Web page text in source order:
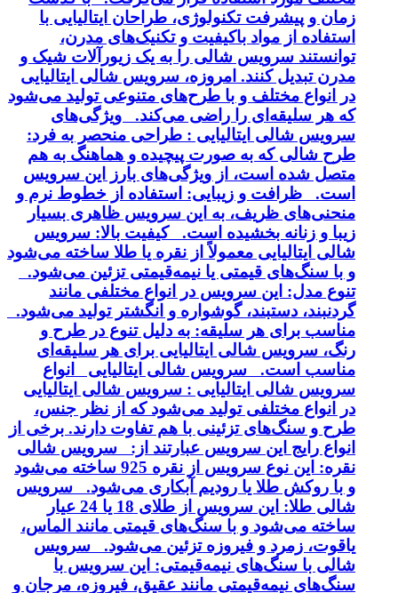
زمان و پیشرفت تکنولوژی، طراحان ایتالیایی با
استفاده از مواد باکیفیت و تکنیک‌های مدرن،
توانستند سرویس شالی را به یک زیورآلات شیک و
مدرن تبدیل کنند. امروزه، سرویس شالی ایتالیایی
در انواع مختلف و با طرح‌های متنوعی تولید می‌شود
که هر سلیقه‌ای را راضی می‌کند. ویژگی‌های
سرویس شالی ایتالیایی : طراحی منحصر به فرد:
طرح شالی که به صورت پیچیده و هماهنگ به هم
متصل شده است، از ویژگی‌های بارز این سرویس
است. ظرافت و زیبایی: استفاده از خطوط نرم و
منحنی‌های ظریف، به این سرویس ظاهری بسیار
زیبا و زنانه بخشیده است. کیفیت بالا: سرویس
شالی ایتالیایی معمولاً از نقره یا طلا ساخته می‌شود
و با سنگ‌های قیمتی یا نیمه‌قیمتی تزئین می‌شود.
تنوع مدل: این سرویس در انواع مختلفی مانند
گردنبند، دستبند، گوشواره و انگشتر تولید می‌شود.
مناسب برای هر سلیقه: به دلیل تنوع در طرح و
رنگ، سرویس شالی ایتالیایی برای هر سلیقه‌ای
مناسب است. سرویس شالی ایتالیایی انواع
سرویس شالی ایتالیایی : سرویس شالی ایتالیایی
در انواع مختلفی تولید می‌شود که از نظر جنس،
طرح و سنگ‌های تزئینی با هم تفاوت دارند. برخی از
انواع رایج این سرویس عبارتند از: سرویس شالی
نقره: این نوع سرویس از نقره 925 ساخته می‌شود
و با روکش طلا یا رودیم آبکاری می‌شود. سرویس
شالی طلا: این سرویس از طلای 18 یا 24 عیار
ساخته می‌شود و با سنگ‌های قیمتی مانند الماس،
یاقوت، زمرد و فیروزه تزئین می‌شود. سرویس
شالی با سنگ‌های نیمه‌قیمتی: این سرویس با
سنگ‌های نیمه‌قیمتی مانند عقیق، فیروزه، مرجان و